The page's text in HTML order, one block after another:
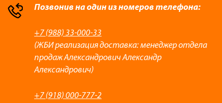
Позвонив на один из номеров телефона:
+7 (988) 33-000-33
(ЖБИ реализация доставка: менеджер отдела
продаж Александрович Александр
Александрович)
+7 (918) 000-777-2